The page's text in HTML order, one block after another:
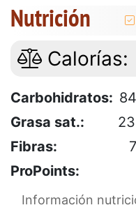
Nutrición
Calorías:
Carbohidratos:
Grasa sat.:
Fibras:
ProPoints:
Información